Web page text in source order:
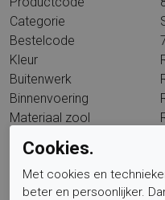
Categorie
Bestelcode
Kleur
Buitenwerk
Binnenvoering
Materiaal zool
Hakhoogte
Type binnenzool
Wandelklasse
Cookies.
Met cookies en
beter en persoonlijker.